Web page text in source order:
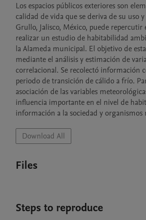
Los espacios públicos exteriores son
calidad de vida que se deriva de su
Grullo, Jalisco, México, puede
realizar un estudio de habitabilidad
la Alameda municipal. El objetivo de
mediante el análisis y estimación de
correlacional. Se recolectó información
periodo de transición de cálido a frío.
asociación de las variables
influencia importante en el nivel de
información a la sociedad y
Download All
Files
Steps to reproduce